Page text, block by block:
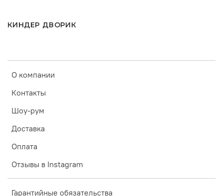
КИНДЕР ДВОРИК
О компании
Контакты
Шоу-рум
Доставка
Оплата
Отзывы в Instagram
Гарантийные обязательства